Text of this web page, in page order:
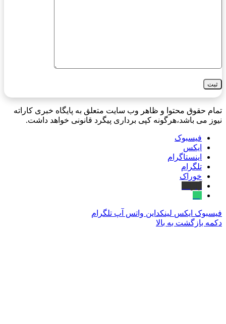
تمام حقوق محتوا و ظاهر وب سایت متعلق به پایگاه خبری کاراته
نیوز می باشد،هرگونه کپی برداری پیگرد قانونی خواهد داشت.
فیسبوک
ایکس
اینستاگرام
تلگرام
خوراک
فیسبوک ایکس لینکداین واتس آپ تلگرام
دکمه بازگشت به بالا